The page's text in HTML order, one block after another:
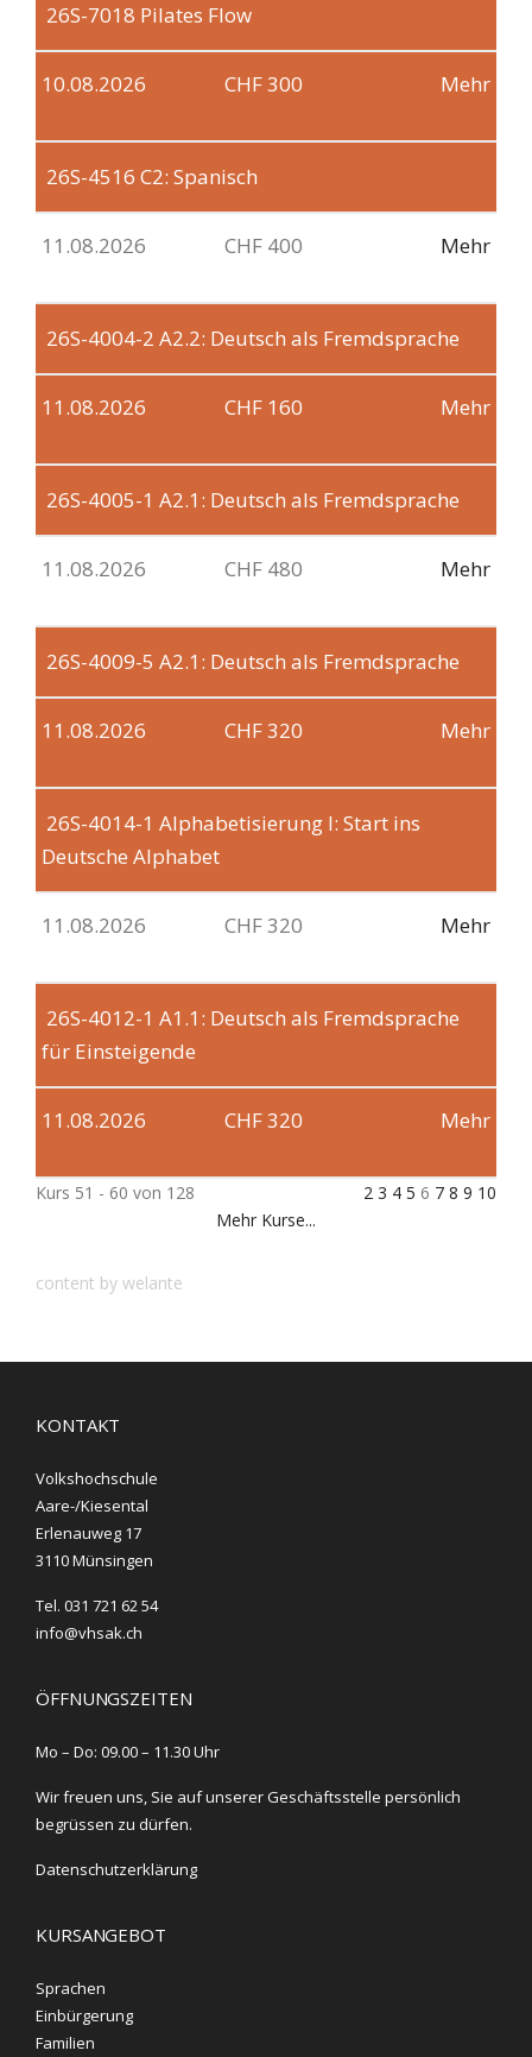
26S-7018 Pilates Flow
10.08.2026 CHF 300 Mehr
26S-4516 C2: Spanisch
11.08.2026 CHF 400 Mehr
26S-4004-2 A2.2: Deutsch als Fremdsprache
11.08.2026 CHF 160 Mehr
26S-4005-1 A2.1: Deutsch als Fremdsprache
11.08.2026 CHF 480 Mehr
26S-4009-5 A2.1: Deutsch als Fremdsprache
11.08.2026 CHF 320 Mehr
26S-4014-1 Alphabetisierung I: Start ins
Deutsche Alphabet
11.08.2026 CHF 320 Mehr
26S-4012-1 A1.1: Deutsch als Fremdsprache
für Einsteigende
11.08.2026 CHF 320 Mehr
Kurs 51 - 60 von 128 2 3 4 5 6 7 8 9 10
Mehr Kurse...
content by welante
KONTAKT
Volkshochschule
Aare-/Kiesental
Erlenauweg 17
3110 Münsingen
Tel. 031 721 62 54
info@vhsak.ch
ÖFFNUNGSZEITEN
Mo – Do: 09.00 – 11.30 Uhr
Wir freuen uns, Sie auf unserer Geschäftsstelle persönlich
begrüssen zu dürfen.
Datenschutzerklärung
KURSANGEBOT
Sprachen
Einbürgerung
Familien